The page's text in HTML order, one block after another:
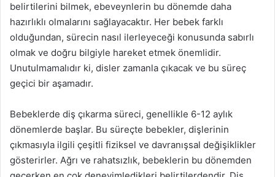
belirtilerini bilmek, ebeveynlerin bu dönemde daha
hazırlıklı olmalarını sağlayacaktır. Her bebek farklı
olduğundan, sürecin nasıl ilerleyeceği konusunda sabırlı
olmak ve doğru bilgiyle hareket etmek önemlidir.
Unutulmamalıdır ki, disler zamanla çıkacak ve bu süreç
geçici bir aşamadır.
Bebeklerde diş çıkarma süreci, genellikle 6-12 aylık
dönemlerde başlar. Bu süreçte bebekler, dişlerinin
çıkmasıyla ilgili çeşitli fiziksel ve davranışsal değişiklikler
gösterirler. Ağrı ve rahatsızlık, bebeklerin bu dönemden